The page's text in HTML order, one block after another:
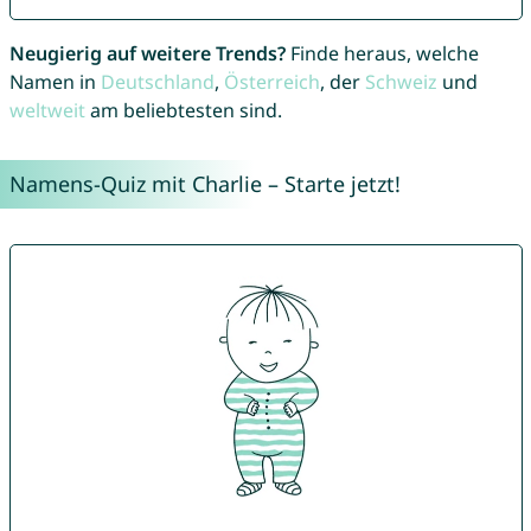
Neugierig auf weitere Trends?Finde heraus, welche
Namen in Deutschland, Österreich, der Schweiz und
weltweitam beliebtesten sind.
Namens-Quiz mit Charlie – Starte jetzt!